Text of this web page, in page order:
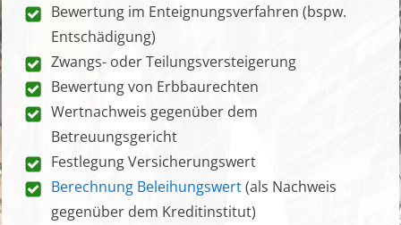
Bewertung im Enteignungsverfahren (bspw.
Entschädigung)
Zwangs- oder Teilungsversteigerung
Bewertung von Erbbaurechten
Wertnachweis gegenüber dem
Betreuungsgericht
Festlegung Versicherungswert
Berechnung Beleihungswert(als Nachweis
gegenüber dem Kreditinstitut)